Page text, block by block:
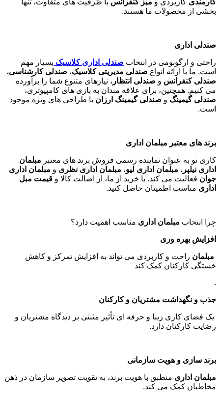
بخشی از محصولات ما هستند.
صندلی اداری
راحتی و ارگونومی در انتخاب صندلی اداری کلاسیک بسیار مهم
است. ما با ارائه انواع صندلی مدیریتی کلاسیک، صندلی کارشناسی،
صندلی کنفرانس و صندلی انتظار ، نیازهای متنوع شما را برآورده
می کنیم. همچنین، برای علاقه مندان به بازی های کامپیوتری،
صندلی گیمینگ و صندلی گیمینگ ارزان با طراحی های ویژه موجود
است.
برند های معتبر مبلمان اداری
کاری نو به عنوان نماینده رسمی فروش برند های معتبر مبلمان
اداری نیلپر ، مبلمان اداری لیو، مبلمان اداری نظری و مبلمان اداری
جوان فعالیت می کند. با خرید از ما، از اصالت کالا و قیمت مبل
اداری مناسب اطمینان حاصل کنید.
چرا انتخاب مبلمان اداری مناسب اهمیت دارد؟
افزایش بهره وری
مبلمان راحت و کاربردی می تواند به افزایش تمرکز و کاهش
خستگی کارکنان کمک کند
.
جذب و نگهداشت مشتریان و کارکنان
یک فضای کاری زیبا و حرفه ای تأثیر مثبتی بر دیدگاه مشتریان و
رضایت کارکنان دارد.
برند سازی و هویت سازمانی
مبلمان اداری منطبق با هویت برند، به تقویت تصویر سازمان در ذهن
مخاطبان کمک می کند.